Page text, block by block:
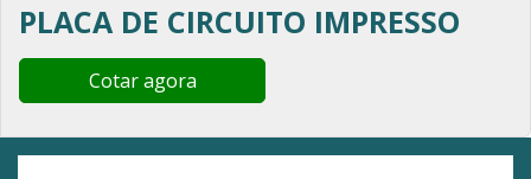
PLACA DE CIRCUITO IMPRESSO
Cotar agora